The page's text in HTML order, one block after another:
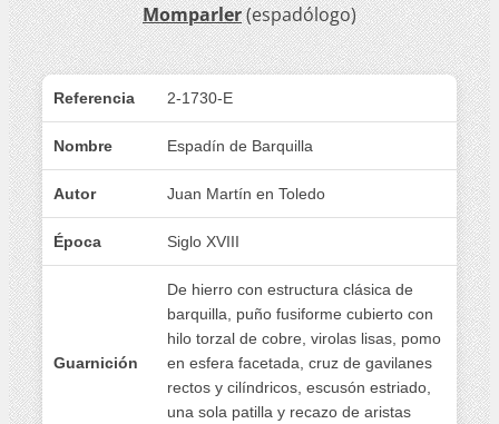
Momparler(espadólogo)
Referencia 2-1730-E
Nombre Espadín de Barquilla
Autor Juan Martín en Toledo
Época Siglo XVIII
Guarnición
De hierro con estructura clásica de
barquilla, puño fusiforme cubierto con
hilo torzal de cobre, virolas lisas, pomo
en esfera facetada, cruz de gavilanes
rectos y cilíndricos, escusón estriado,
una sola patilla y recazo de aristas